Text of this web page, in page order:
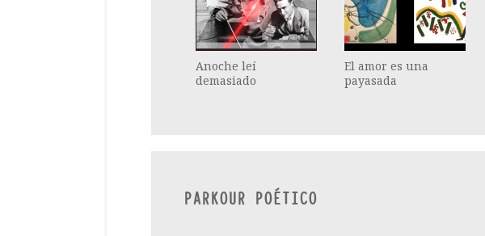
Anoche leí
demasiado
El amor es una
payasada
PARKOUR POÉTICO